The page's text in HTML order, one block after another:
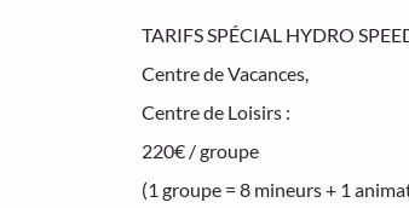
TARIFS SPÉCIAL HYDRO
Centre de Vacances,
Centre de Loisirs :
220€ / groupe
(1 groupe = 8 mineurs + 1